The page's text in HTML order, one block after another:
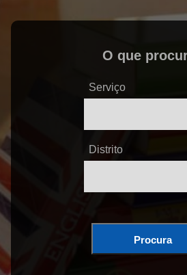
O que
Serviço
Distrito
Procura